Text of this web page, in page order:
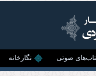
صوتی نگارخانه